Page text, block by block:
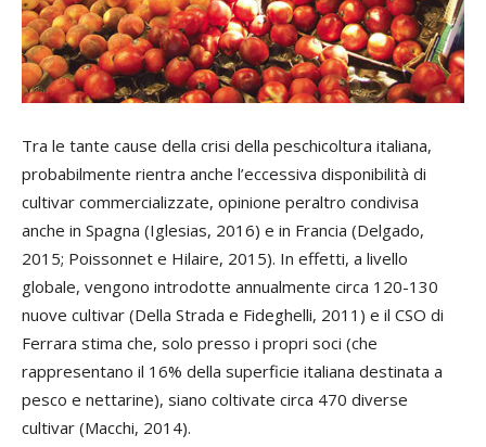
Tra le tante cause della crisi della peschicoltura italiana,
probabilmente rientra anche l’eccessiva disponibilità di
cultivar commercializzate, opinione peraltro condivisa
anche in Spagna (Iglesias, 2016) e in Francia (Delgado,
2015; Poissonnet e Hilaire, 2015). In effetti, a livello
globale, vengono introdotte annualmente circa 120-130
nuove cultivar (Della Strada e Fideghelli, 2011) e il CSO di
Ferrara stima che, solo presso i propri soci (che
rappresentano il 16% della superficie italiana destinata a
pesco e nettarine), siano coltivate circa 470 diverse
cultivar (Macchi, 2014).